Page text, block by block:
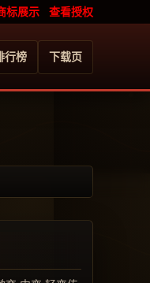
标展示 查看授权
行榜 下载页